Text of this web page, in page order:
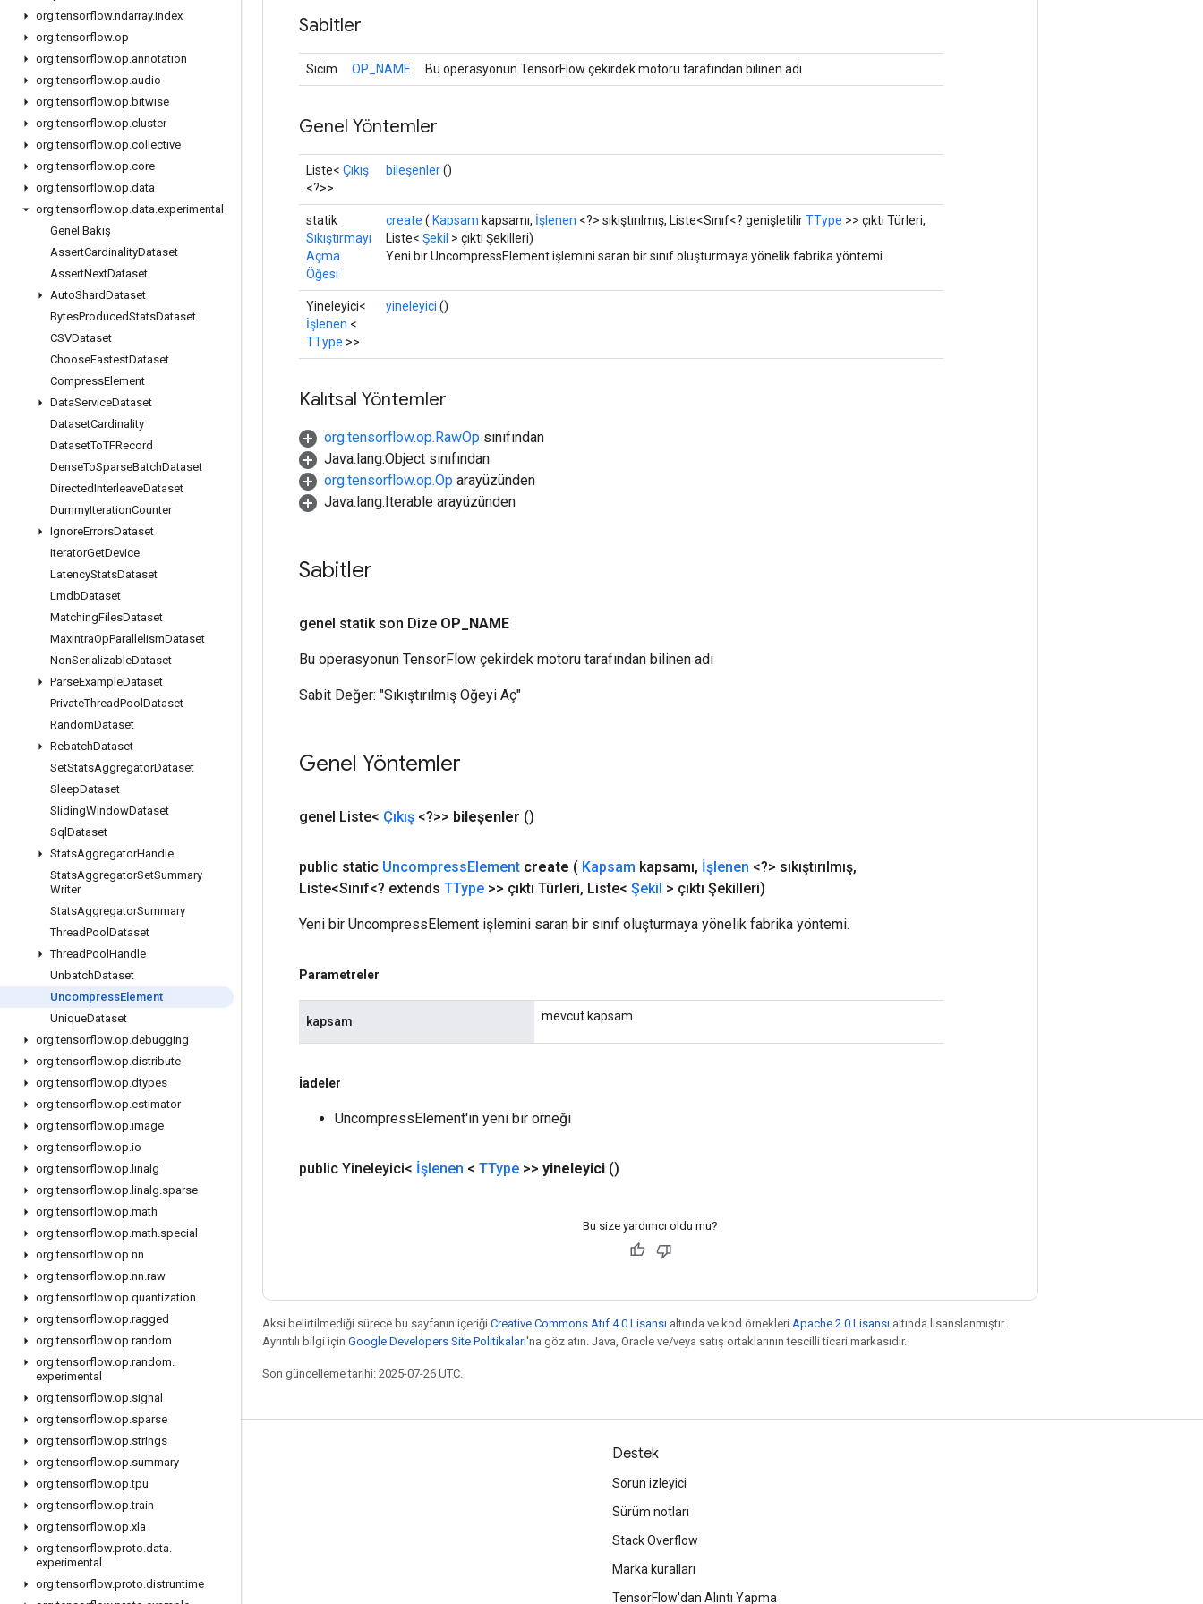
org.tensorflow.ndarray.index
org.tensorflow.op
org.tensorflow.op.annotation
org.tensorflow.op.audio
org.tensorflow.op.bitwise
org.tensorflow.op.cluster
org.tensorflow.op.collective
org.tensorflow.op.core
org.tensorflow.op.data
org.tensorflow.op.data.experimental
Genel Bakış
AssertCardinalityDataset
AssertNextDataset
AutoShardDataset
BytesProducedStatsDataset
CSVDataset
ChooseFastestDataset
CompressElement
DataServiceDataset
DatasetCardinality
DatasetToTFRecord
DenseToSparseBatchDataset
DirectedInterleaveDataset
DummyIterationCounter
IgnoreErrorsDataset
IteratorGetDevice
LatencyStatsDataset
LmdbDataset
MatchingFilesDataset
MaxIntraOpParallelismDataset
NonSerializableDataset
ParseExampleDataset
PrivateThreadPool Dataset
RandomDataset
RebatchDataset
SetStatsAggregatorDataset
SleepDataset
SlidingWindowDataset
Sql Dataset
StatsAggregatorHandle
StatsAggregatorSetSummary
Writer
StatsAggregatorSummary
ThreadPool Dataset
ThreadPool Handle
UnbatchDataset
UncompressElement
UniqueDataset
org.tensorflow.op.debugging
org.tensorflow.op.distribute
org.tensorflow.op.dtypes
org.tensorflow.op.estimator
org.tensorflow.op.image
org.tensorflow.op.io
org.tensorflow.op. linalg
org.tensorflow.op. linalg.sparse
org.tensorflow.op.math
org.tensorflow.op.math.special
org.tensorflow.op.nn
org.tensorflow.op.nn.raw
org.tensorflow.op.quantization
org.tensorflow.op.ragged
org.tensorflow.op.random
org.tensorflow.op.random.
experimental
org.tensorflow.op.signal
org.tensorflow.op.sparse
org.tensorflow.op.strings
org.tensorflow.op.summary
org.tensorflow.op.tpu
org.tensorflow.op.train
org.tensorflow.op.xla
org.tensorflow.proto.data.
experimental
org.tensorflow.proto.distruntime
Sabitler
Sicim OP_NAME Bu operasyonun TensorFlow çekirdek motoru tarafından bilinen adı
Genel Yöntemler
Liste< Çıkış
<?>>
bileşenler()
statik
Sıkıştırmayı
Açma
Öğesi
create ( Kapsam kapsamı, İşlenen <?> sıkıştırılmış, Liste<Sınıf<? genişletilirTType >> çıktı Türleri,
Liste< Şekil > çıktı Şekilleri)
Yeni bir UncompressElement işlemini saran bir sınıf oluşturmaya yönelik fabrika yöntemi.
Yineleyici<
İşlenen <
TType >>
yineleyici ()
Kalıtsal Yöntemler
org.tensorflow.op.RawOp sınıfından
Java.lang.Object sınıfından
org.tensorflow.op.Op arayüzünden
Java.lang.Iterable arayüzünden
Sabitler
genel statik son Dize OP NAME
Bu operasyonun TensorFlow çekirdek motoru tarafından bilinen adı
Sabit Değer: "Sıkıştırılmış Öğeyi Aç"
Genel Yöntemler
genel Liste< Çıkış <?>> bileşenler ()
public static UncompressElement create ( Kapsam kapsamı, İşlenen <?> sıkıştırılmış,
Liste<Sınıf<? extends TType >> çıktı Türleri, Liste< Şekil > çıktı Şekilleri)
Yeni bir UncompressElement işlemini saran bir sınıf oluşturmaya yönelik fabrika yöntemi.
Parametreler
kapsam mevcut kapsam
İadeler
UncompressElement'in yeni bir örneği
public Yineleyici< İşlenen < TType >> yineleyici ()
Bu size yardımcı oldu mu?
Aksi belirtilmediği sürece bu sayfanın içeriği Creative Commons Atıf 4.0 Lisansı altında ve kod örnekleri Apache 2.0 Lisansı altında lisanslanmıştır.
Ayrıntılı bilgi için Google Developers Site Politikaları'na göz atın. Java, Oracle ve/veya satış ortaklarının tescilli ticari markasıdır.
Son güncelleme tarihi: 2025-07-26 UTC.
Bağlı kalma
Blog
Forum
Twitter
Destek
Sorun izleyici
Sürüm notları
Stack Overflow
Marka kuralları
TensorFlow'dan Alıntı Yapma